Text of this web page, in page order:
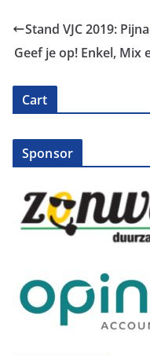
Stand VJC 2019:
Geef je op! Enkel, Mix
Cart
Sponsor